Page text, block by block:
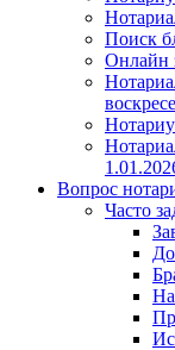
Поиск
Онлайн
Вопрос
Часто